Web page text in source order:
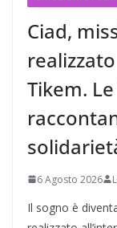
Ciad,
Tikem.
6 Agosto 2026
Il sogno è